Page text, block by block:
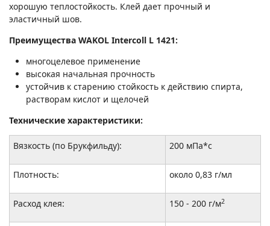
хорошую теплостойкость. Клей дает прочный и
эластичный шов.
Преимущества WAKOL Intercoll L 1421:
многоцелевое применение
высокая начальная прочность
устойчив к старению стойкость к действию спирта,
растворам кислот и щелочей
Технические характеристики:
Вязкость (по Брукфильду): 200 мПа*c
Плотность: около 0,83 г/мл
Расход клея: 150 - 200 г/м2